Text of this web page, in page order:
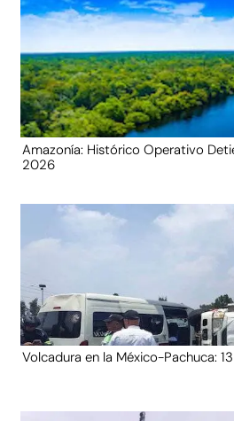
Amazonía: Histórico Operativo
2026
Volcadura en la México-Pachuca: